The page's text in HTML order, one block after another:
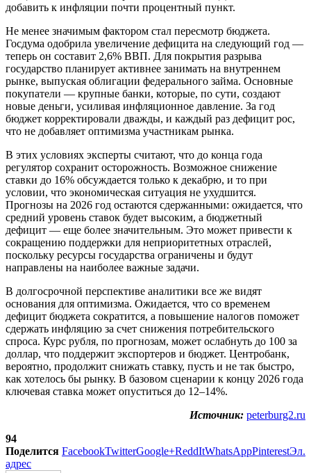
добавить к инфляции почти процентный пункт.
Не менее значимым фактором стал пересмотр бюджета.
Госдума одобрила увеличение дефицита на следующий год —
теперь он составит 2,6% ВВП. Для покрытия разрыва
государство планирует активнее занимать на внутреннем
рынке, выпуская облигации федерального займа. Основные
покупатели — крупные банки, которые, по сути, создают
новые деньги, усиливая инфляционное давление. За год
бюджет корректировали дважды, и каждый раз дефицит рос,
что не добавляет оптимизма участникам рынка.
В этих условиях эксперты считают, что до конца года
регулятор сохранит осторожность. Возможное снижение
ставки до 16% обсуждается только к декабрю, и то при
условии, что экономическая ситуация не ухудшится.
Прогнозы на 2026 год остаются сдержанными: ожидается, что
средний уровень ставок будет высоким, а бюджетный
дефицит — еще более значительным. Это может привести к
сокращению поддержки для неприоритетных отраслей,
поскольку ресурсы государства ограничены и будут
направлены на наиболее важные задачи.
В долгосрочной перспективе аналитики все же видят
основания для оптимизма. Ожидается, что со временем
дефицит бюджета сократится, а повышение налогов поможет
сдержать инфляцию за счет снижения потребительского
спроса. Курс рубля, по прогнозам, может ослабнуть до 100 за
доллар, что поддержит экспортеров и бюджет. Центробанк,
вероятно, продолжит снижать ставку, пусть и не так быстро,
как хотелось бы рынку. В базовом сценарии к концу 2026 года
ключевая ставка может опуститься до 12–14%.
Источник: peterburg2.ru
94
Поделится FacebookTwitterGoogle+ReddItWhatsAppPinterestЭл.
адрес